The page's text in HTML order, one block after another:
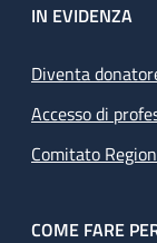
IN EVIDENZA
Diventa
Accesso di
Comitato
COME FARE